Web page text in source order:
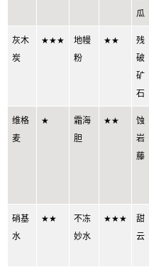
瓜
灰木
炭
★★★
地幔
粉
★★
残
破
矿
石
维格
麦
★
霜海
胆
★★
蚀
岩
藤
硝基
水
★★
不冻
妙水
★★★
甜
云